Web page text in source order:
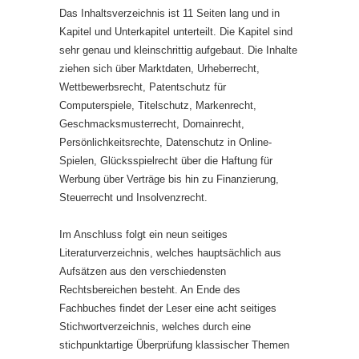
Das Inhaltsverzeichnis ist 11 Seiten lang und in
Kapitel und Unterkapitel unterteilt. Die Kapitel sind
sehr genau und kleinschrittig aufgebaut. Die Inhalte
ziehen sich über Marktdaten, Urheberrecht,
Wettbewerbsrecht, Patentschutz für
Computerspiele, Titelschutz, Markenrecht,
Geschmacksmusterrecht, Domainrecht,
Persönlichkeitsrechte, Datenschutz in Online-
Spielen, Glücksspielrecht über die Haftung für
Werbung über Verträge bis hin zu Finanzierung,
Steuerrecht und Insolvenzrecht.
Im Anschluss folgt ein neun seitiges
Literaturverzeichnis, welches hauptsächlich aus
Aufsätzen aus den verschiedensten
Rechtsbereichen besteht. An Ende des
Fachbuches findet der Leser eine acht seitiges
Stichwortverzeichnis, welches durch eine
stichpunktartige Überprüfung klassischer Themen